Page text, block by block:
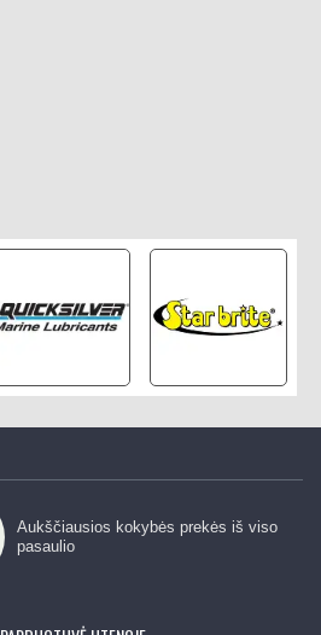
Aukščiausios kokybės prekės iš viso
pasaulio